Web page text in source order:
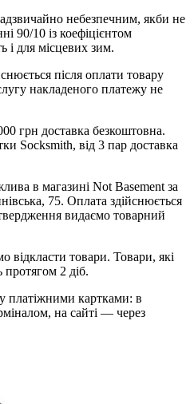
небезпечним, якби не
90/10 із коефіцієнтом
і для місцевих зим.
після оплати товару
накладеного платежу не
грн доставка безкоштовна.
Socksmith, від 3 пар доставка
в магазині Not Basement за
75. Оплата здійснюється
видаємо товарний
відкласти товари. Товари, які
протягом 2 діб.
платіжними картками: в
на сайті — через